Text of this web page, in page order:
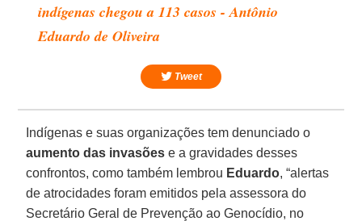
indígenas chegou a 113 casos - Antônio
Eduardo de Oliveira
Tweet
Indígenas e suas organizações tem denunciado o
aumento das invasões e a gravidades desses
confrontos, como também lembrou Eduardo, “alertas
de atrocidades foram emitidos pela assessora do
Secretário Geral de Prevenção ao Genocídio, no